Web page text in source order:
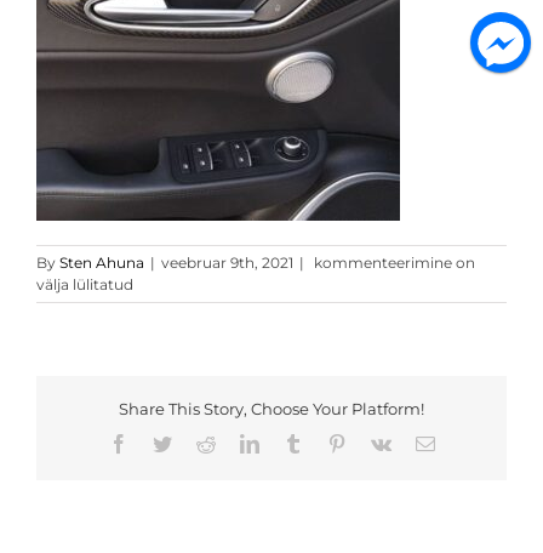
By Sten Ahuna | veebruar 9th, 2021 |
4D
carbon
kommenteerimine on
välja lülitatud
Share This Story, Choose Your Platform!
Facebook
TwitterRedditLinkedInTumblr Pinterest
Vk Email